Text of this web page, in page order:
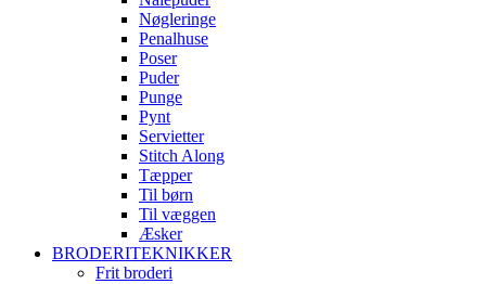
Nøgleringe
Penalhuse
Poser
Puder
Punge
Pynt
Servietter
Stitch Along
Tæpper
Til børn
Til væggen
Æsker
BRODERITEKNIKKER
Frit broderi